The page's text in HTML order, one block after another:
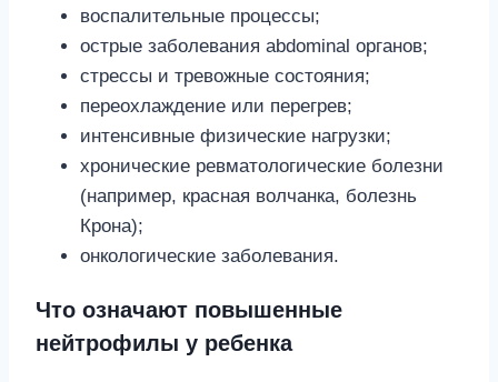
воспалительные процессы;
острые заболевания abdominal органов;
стрессы и тревожные состояния;
переохлаждение или перегрев;
интенсивные физические нагрузки;
хронические ревматологические болезни
(например, красная волчанка, болезнь
Крона);
онкологические заболевания.
Что означают повышенные
нейтрофилы у ребенка